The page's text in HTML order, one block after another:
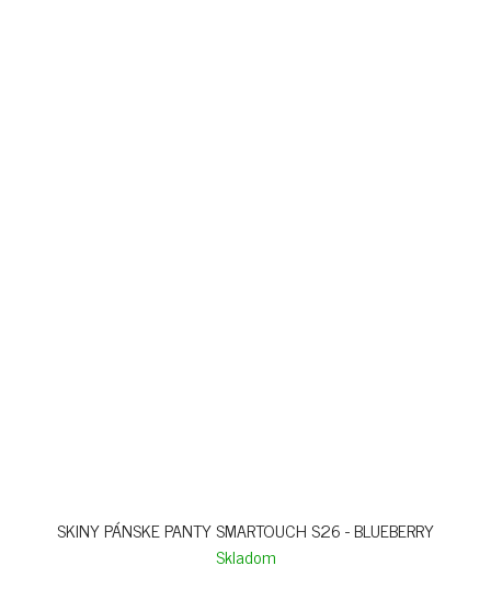
SKINY PÁNSKE PANTY SMARTOUCH S26 - BLUEBERRY
Skladom